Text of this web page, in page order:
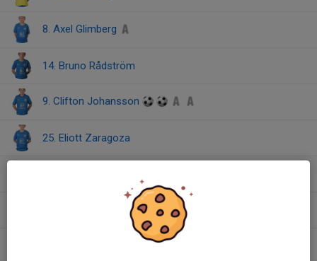
8. Axel Glimberg
14. Bruno Rådström
9. Clifton Johansson
25. Eliott Zaragoza
13. Maximilian Malmgren